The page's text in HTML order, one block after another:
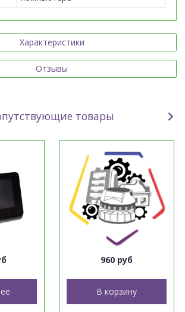
Характеристики
Отзывы
товары
960 руб
В корзину